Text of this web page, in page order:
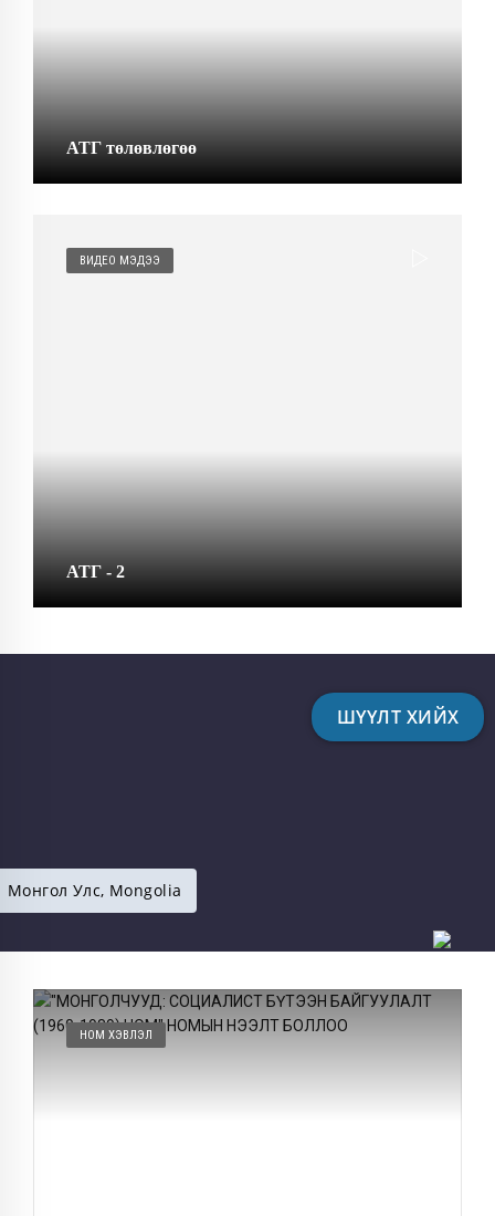
АТГ төлөвлөгөө
ВИДЕО МЭДЭЭ
АТГ - 2
НОМ ХЭВЛЭЛ